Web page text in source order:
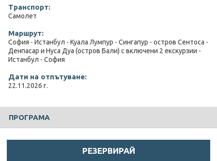
Транспорт:
Самолет
Маршрут:
София - Истанбул - Куала Лумпур - Сингапур - остров Сентоса -
Денпасар и Нуса Дуа (остров Бали) с включени 2 екскурзии -
Истанбул - София
Дати на отпътуване:
22.11.2026 г.
ПРОГРАМА
РЕЗЕРВИРАЙ